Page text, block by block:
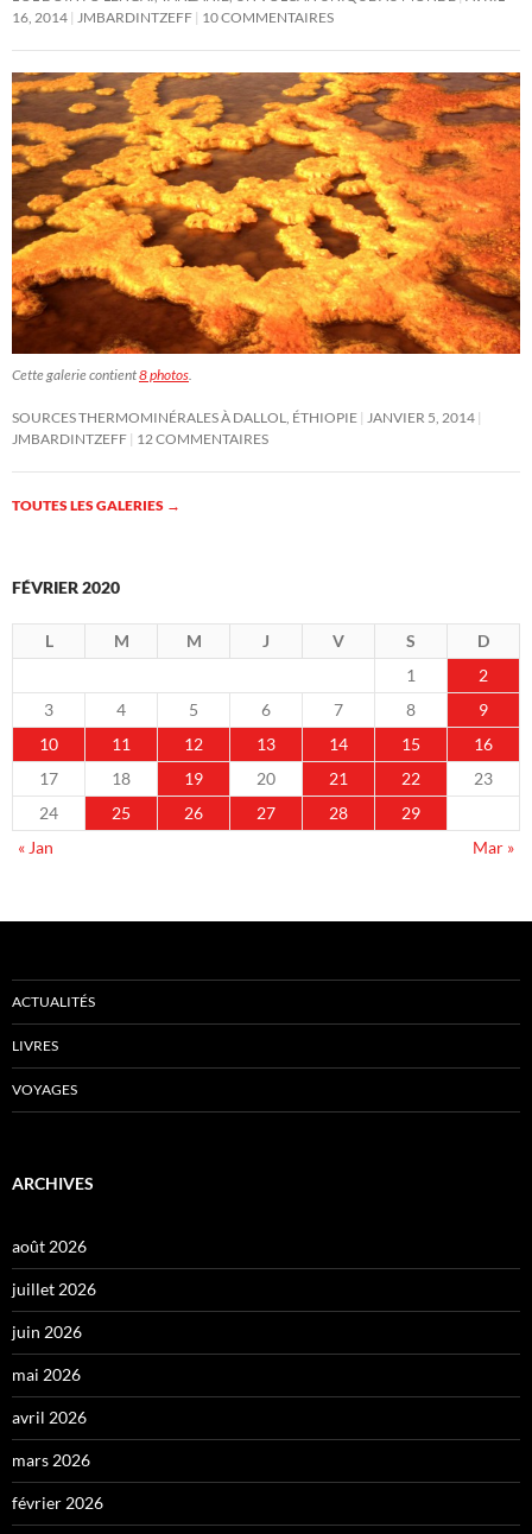
16, 2014 JMBARDINTZEFF 10 COMMENTAIRES
Cette galerie contient8 photos.
SOURCES THERMOMINÉRALES À DALLOL, ÉTHIOPIE JANVIER 5, 2014
JMBARDINTZEFF 12 COMMENTAIRES
TOUTES LES GALERIES →
FÉVRIER 2020
L M M J V S
D
1
2
3
4 5 6 7 8
9
10
11 12 13 14 15
16
17
18 19 20 21 22
23
24
25 26 27 28
29
« Jan
Mar »
ACTUALITÉS
LIVRES
VOYAGES
ARCHIVES
août 2026
juillet 2026
juin 2026
mai 2026
avril 2026
mars 2026
février 2026